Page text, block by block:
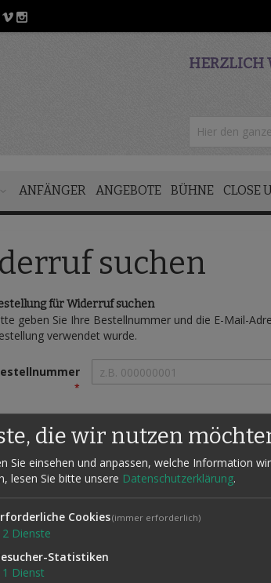
HERZLICH
ANFÄNGER ANGEBOTE BÜHNE CLOSE
suchen
für Widerruf suchen
geben Sie Ihre Bestellnummer und die E-Mail-
verwendet wurde.
Mail-Adresse
Bestellung suchen
die wir nutzen
Sie einsehen und anpassen, welche Information
lesen Sie bitte unsere Datenschutzerklärung.
Cookies(immer erforderlich)
2 Dienste
Statistiken
1 Dienst